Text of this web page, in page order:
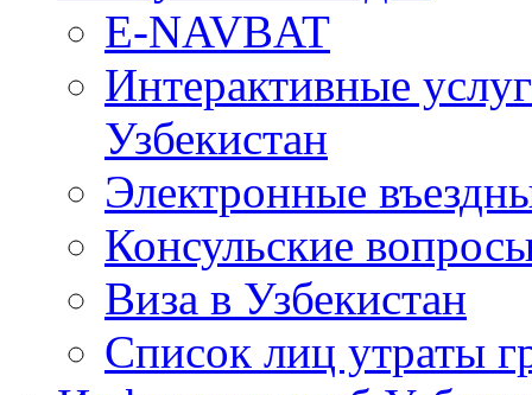
E-NAVBAT
Интерактивные
Узбекистан
Электронные
Консульские
Виза в Узбекистан
Список лиц утраты